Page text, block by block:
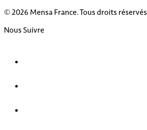
© 2026 Mensa France. Tous droits réservés
Nous Suivre